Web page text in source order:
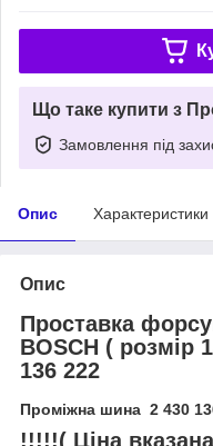
Що таке купити з
Замовлення під
Опис Характеристики
Опис
Проставка
BOSCH ( розмір
136 222
Проміжна шина 2 430
!!!!!( Ціна